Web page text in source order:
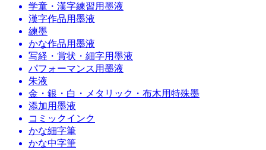
学童・漢字練習用墨液
漢字作品用墨液
練墨
かな作品用墨液
写経・賞状・細字用墨液
パフォーマンス用墨液
朱液
金・銀・白・メタリック・布木用特殊墨
添加用墨液
コミックインク
かな細字筆
かな中字筆